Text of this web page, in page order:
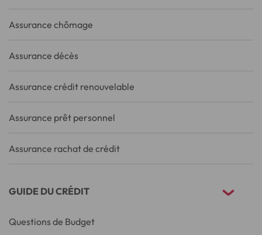
Assurance chômage
Assurance décès
Assurance crédit renouvelable
Assurance prêt personnel
Assurance rachat de crédit
GUIDE DU CRÉDIT
Questions de Budget